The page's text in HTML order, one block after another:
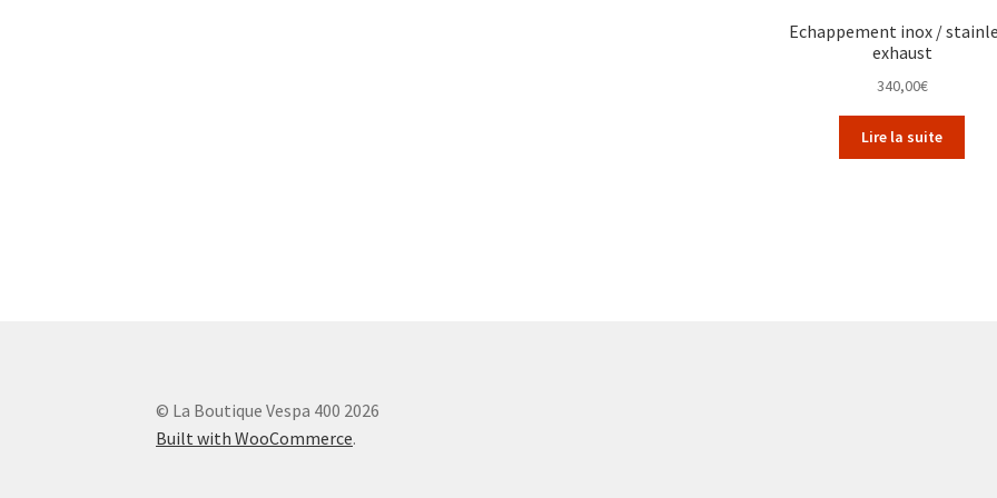
Echappement inox /
exhaust
340,00€
Lire la suite
© La Boutique Vespa 400 2026
Built with WooCommerce.